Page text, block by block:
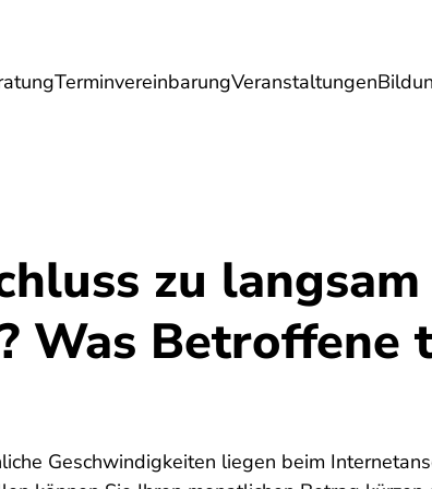
TerminvereinbarungVeranstaltungen
Lebensmittel Reise
zu
Was Betroffene
Geschwindigkeiten liegen beim